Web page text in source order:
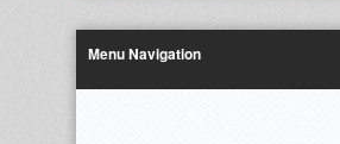
Menu Navigation